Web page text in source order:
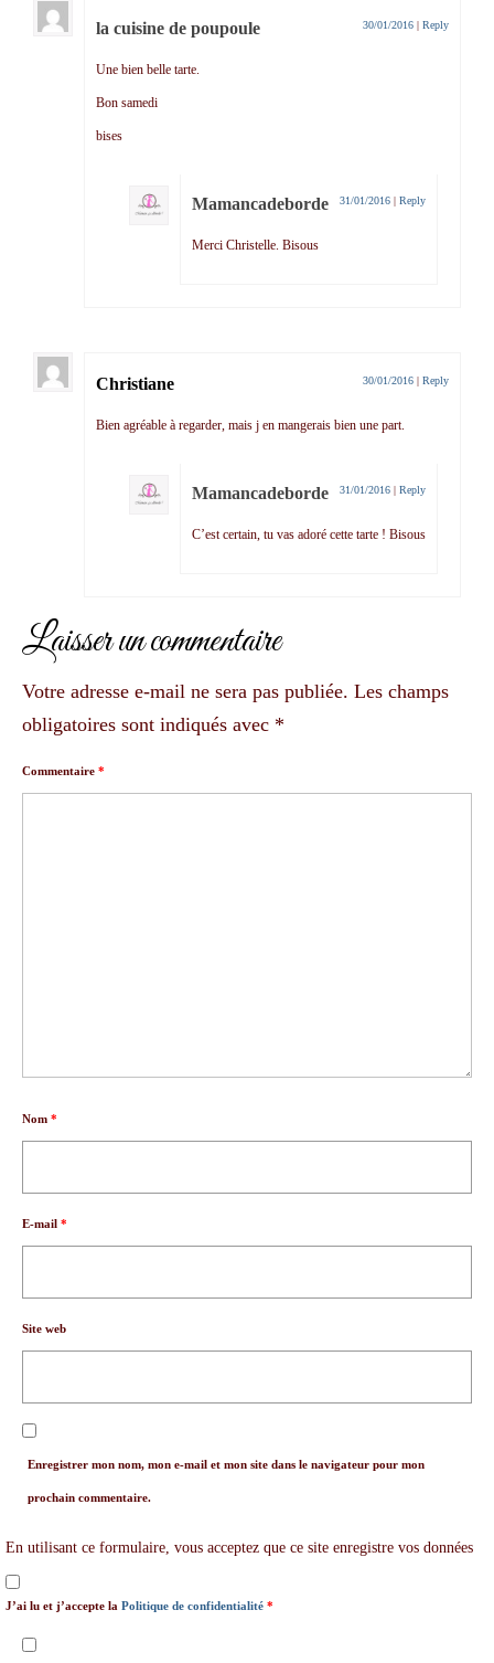
la cuisine de poupoule 30/01/2016 | Reply
Une bien belle tarte.
Bon samedi
bises
Mamancadeborde 31/01/2016 | Reply
Merci Christelle. Bisous
Christiane 30/01/2016 | Reply
Bien agréable à regarder, mais j en mangerais bien une part.
Mamancadeborde 31/01/2016 | Reply
C’est certain, tu vas adoré cette tarte ! Bisous
Laisser un commentaire
Votre adresse e-mail ne sera pas publiée. Les champs
obligatoires sont indiqués avec *
Commentaire *
Nom *
E-mail *
Site web
Enregistrer mon nom, mon e-mail et mon site dans le navigateur pour mon
prochain commentaire.
En utilisant ce formulaire, vous acceptez que ce site enregistre vos données
J’ai lu et j’accepte la Politique de confidentialité *